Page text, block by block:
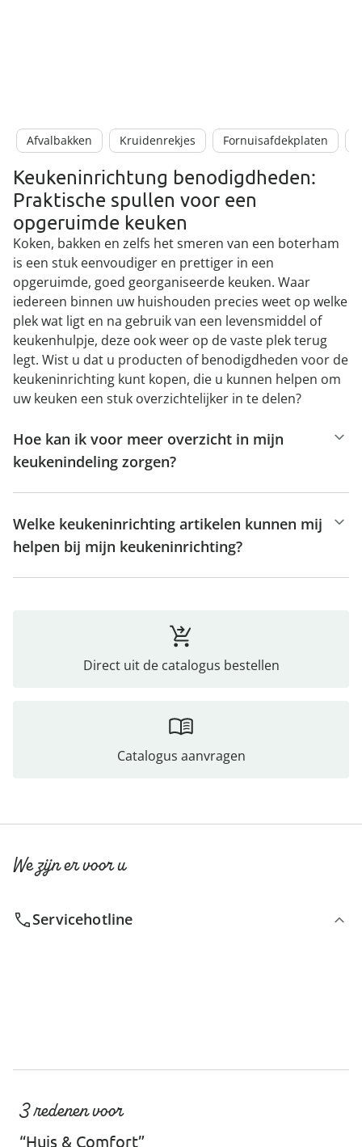
Afvalbakken Kruidenrekjes Fornuisafdekplaten
Keukeninrichtung benodigdheden:
Praktische spullen voor een
opgeruimde keuken
Koken, bakken en zelfs het smeren van een boterham
is een stuk eenvoudiger en prettiger in een
opgeruimde, goed georganiseerde keuken. Waar
iedereen binnen uw huishouden precies weet op welke
plek wat ligt en na gebruik van een levensmiddel of
keukenhulpje, deze ook weer op de vaste plek terug
legt. Wist u dat u producten of benodigdheden voor de
keukeninrichting kunt kopen, die u kunnen helpen om
uw keuken een stuk overzichtelijker in te delen?
Hoe kan ik voor meer overzicht in mijn
keukenindeling zorgen?
Welke keukeninrichting artikelen kunnen mij
helpen bij mijn keukeninrichting?
Direct uit de catalogus bestellen
Catalogus aanvragen
We zijn er voor u
Servicehotline
3 redenen voor
“Huis & Comfort”